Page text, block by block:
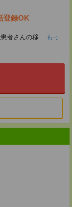
登録OK
者さんの移 ...もっ